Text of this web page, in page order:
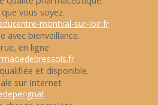
vous soyez
montval-sur-loir.fr
avec bienveillance.
en ligne
et disponible.
sur Internet